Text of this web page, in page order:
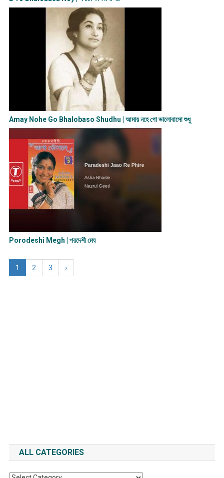
Amay Nohe Go Bhalobaso Shudhu | আমায় নহে গো ভালোবাসো শুধু
Porodeshi Megh | পরদেশী মেঘ
1 2 3 ›
ALL CATEGORIES